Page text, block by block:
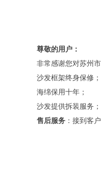
尊敬的用户：
非常感谢您对苏州
沙发框架终身保修；
海绵保用十年；
沙发提供拆装服务；
售后服务 ：接到客